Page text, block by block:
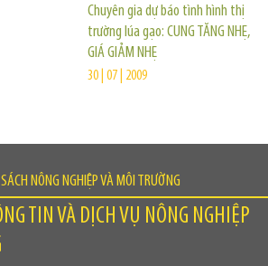
Chuyên gia dự báo tình hình thị
trường lúa gạo: CUNG TĂNG NHẸ,
GIÁ GIẢM NHẸ
30 | 07 | 2009
NÔNG NGHIỆP VÀ MÔI TRƯỜNG
TIN VÀ DỊCH VỤ NÔNG NGHIỆP